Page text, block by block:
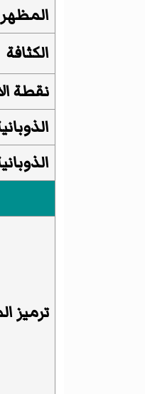
المظهر
الكثافة
نقطة
ترميز